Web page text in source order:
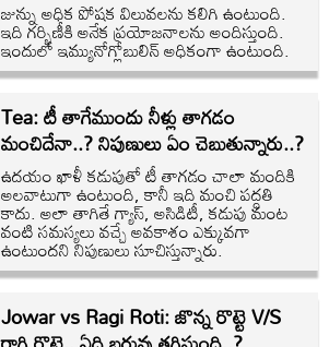
జున్ను అధిక పోషక విలువలను కలిగి ఉంటుంది.
ఇది గర్భిణీకి అనేక ప్రయోజనాలను అందిస్తుంది.
ఇందులో ఇమ్యునోగ్లోబులిన్ అధికంగా ఉంటుంది.
Tea: టీ తాగేముందు నీళ్లు తాగడం
మంచిదేనా..? నిపుణులు ఏం చెబుతున్నారు..?
ఉదయం ఖాళీ కడుపుతో టీ తాగడం చాలా మందికి
అలవాటుగా ఉంటుంది, కానీ ఇది మంచి పద్ధతి
కాదు. అలా తాగితే గ్యాస్, అసిడిటీ, కడుపు మంట
వంటి సమస్యలు వచ్చే అవకాశం ఎక్కువగా
ఉంటుందని నిపుణులు సూచిస్తున్నారు.
Jowar vs Ragi Roti: జొన్న రొట్టె V/S